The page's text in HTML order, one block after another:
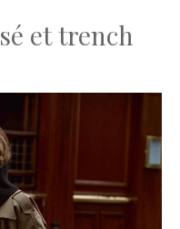
et trench